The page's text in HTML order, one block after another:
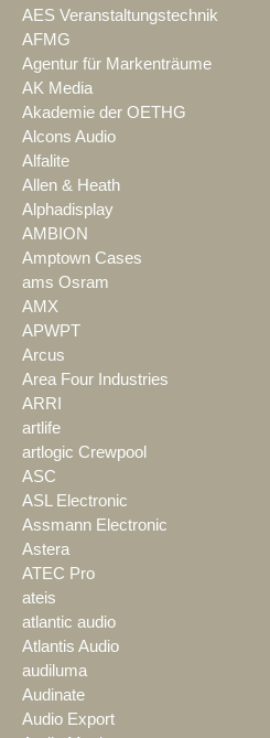
AES Veranstaltungstechnik
AFMG
Agentur für Markenträume
AK Media
Akademie der OETHG
Alcons Audio
Alfalite
Allen & Heath
Alphadisplay
AMBION
Amptown Cases
ams Osram
AMX
APWPT
Arcus
Area Four Industries
ARRI
artlife
artlogic Crewpool
ASC
ASL Electronic
Assmann Electronic
Astera
ATEC Pro
ateis
atlantic audio
Atlantis Audio
audiluma
Audinate
Audio Export